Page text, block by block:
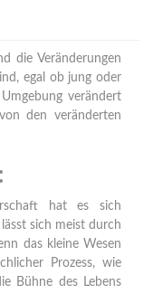
die Veränderungen
egal ob jung oder
verändert
den veränderten
hat es sich
sich meist durch
das kleine Wesen
Prozess, wie
Bühne des Lebens